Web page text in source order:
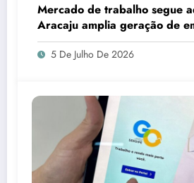
Mercado de trabalho segue
Aracaju amplia geração de
formais
5 De Julho De 2026